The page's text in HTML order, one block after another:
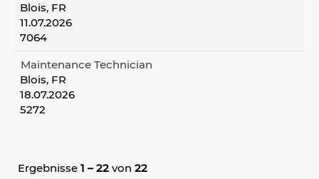
Blois, FR
11.07.2026
7064
Maintenance Technician
Blois, FR
18.07.2026
5272
Ergebnisse 1 – 22 von 22